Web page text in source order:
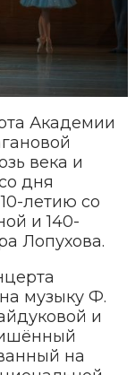
Академии
века и
дня
летию со
и 140-
Лопухова.
музыку Ф.
и
на